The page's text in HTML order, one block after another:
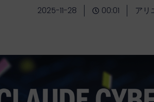
2025-11-28 00:01 アリ